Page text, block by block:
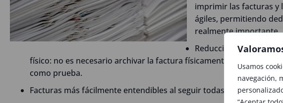
Usamos
navegación,
imprimir las facturas y
ágiles, permitiendo
realmente importante.
Reducción de espacios
físico: no es necesario archivar la factura físicamente. El mismo
como prueba.
Facturas más fácilmente entendibles al seguir todas las